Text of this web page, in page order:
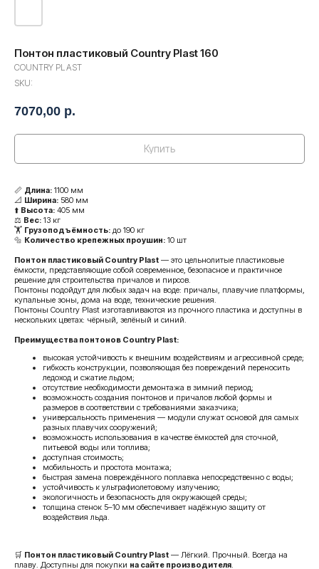
Понтон пластиковый Country Plast 160
COUNTRY PLAST
SKU:
7070,00 р.
Купить
📏 Длина: 1100 мм
📐 Ширина: 580 мм
⬆️ Высота: 405 мм
⚖️ Вес: 13 кг
🏋️ Грузоподъёмность: до 190 кг
🔩 Количество крепежных проушин: 10 шт
Понтон пластиковый Country Plast — это цельнолитые пластиковые
ёмкости, представляющие собой современное, безопасное и практичное
решение для строительства причалов и пирсов.
Понтоны подойдут для любых задач на воде: причалы, плавучие платформы,
купальные зоны, дома на воде, технические решения.
Понтоны Country Plast изготавливаются из прочного пластика и доступны в
нескольких цветах: чёрный, зелёный и синий.
Преимущества понтонов Country Plast:
высокая устойчивость к внешним воздействиям и агрессивной среде;
гибкость конструкции, позволяющая без повреждений переносить
ледоход и сжатие льдом;
отсутствие необходимости демонтажа в зимний период;
возможность создания понтонов и причалов любой формы и
размеров в соответствии с требованиями заказчика;
универсальность применения — модули служат основой для самых
разных плавучих сооружений;
возможность использования в качестве ёмкостей для сточной,
питьевой воды или топлива;
доступная стоимость;
мобильность и простота монтажа;
быстрая замена повреждённого поплавка непосредственно с воды;
устойчивость к ультрафиолетовому излучению;
экологичность и безопасность для окружающей среды;
толщина стенок 5–10 мм обеспечивает надёжную защиту от
воздействия льда.
🛒 Понтон пластиковый Country Plast — Лёгкий. Прочный. Всегда на
плаву. Доступны для покупки на сайте производителя.